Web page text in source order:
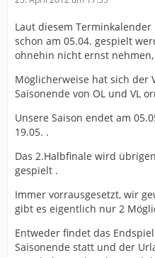
Laut diesem
schon am 05.04. gespielt
ohnehin nicht ernst
Möglicherweise hat sich der
Saisonende von OL und VL
Unsere Saison endet am
19.05. .
Das 2.Halbfinale wird
gespielt .
Immer vorrausgesetzt, wir
gibt es eigentlich nur 2
Entweder findet das
Saisonende statt und der